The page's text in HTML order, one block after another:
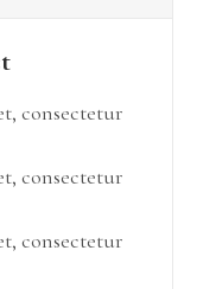
consectetur
consectetur
consectetur